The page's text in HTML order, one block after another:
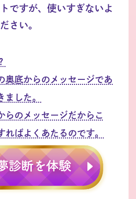
ですが、使いすぎないよ
さい。
奥底からのメッセージであ
ました。
らのメッセージだからこ
ればよくあたるのです。